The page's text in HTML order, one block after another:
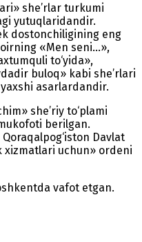
she’rlar turkumi
yutuqlaridandir.
dostonchiligining eng
«Men seni...»,
to‘yida»,
buloq» kabi she’rlari
asarlardandir.
she’riy to‘plami
berilgan.
Davlat
xizmatlari uchun» ordeni
vafot etgan.